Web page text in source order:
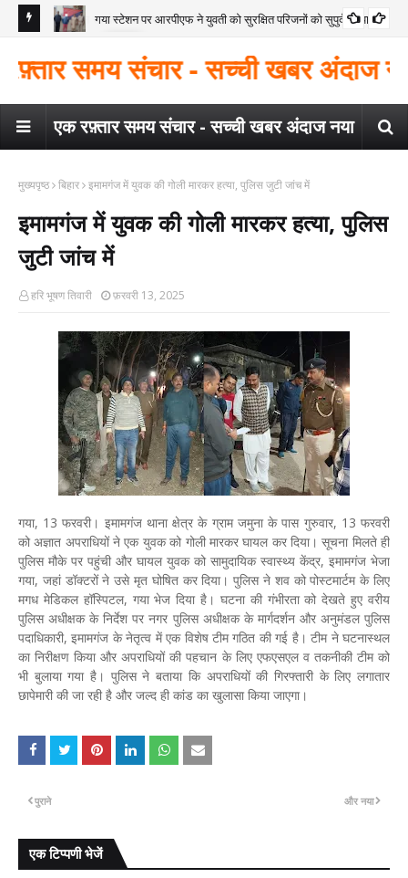
गया स्टेशन पर आरपीएफ ने युवती को सुरक्षित परिजनों को सुपुर्द किया
समय संचार - सच्ची खबर अंदाज नया -
एक रफ़्तार समय संचार - सच्ची खबर अंदाज नया
मुख्यपृष्ठ बिहार इमामगंज में युवक की गोली मारकर हत्या, पुलिस जुटी जांच में
इमामगंज में युवक की गोली मारकर हत्या, पुलिस
जुटी जांच में
हरि भूषण तिवारी फ़रवरी 13, 2025
गया, 13 फरवरी। इमामगंज थाना क्षेत्र के ग्राम जमुना के पास गुरुवार, 13 फरवरी
को अज्ञात अपराधियों ने एक युवक को गोली मारकर घायल कर दिया। सूचना मिलते ही
पुलिस मौके पर पहुंची और घायल युवक को सामुदायिक स्वास्थ्य केंद्र, इमामगंज भेजा
गया, जहां डॉक्टरों ने उसे मृत घोषित कर दिया। पुलिस ने शव को पोस्टमार्टम के लिए
मगध मेडिकल हॉस्पिटल, गया भेज दिया है। घटना की गंभीरता को देखते हुए वरीय
पुलिस अधीक्षक के निर्देश पर नगर पुलिस अधीक्षक के मार्गदर्शन और अनुमंडल पुलिस
पदाधिकारी, इमामगंज के नेतृत्व में एक विशेष टीम गठित की गई है। टीम ने घटनास्थल
का निरीक्षण किया और अपराधियों की पहचान के लिए एफएसएल व तकनीकी टीम को
भी बुलाया गया है। पुलिस ने बताया कि अपराधियों की गिरफ्तारी के लिए लगातार
छापेमारी की जा रही है और जल्द ही कांड का खुलासा किया जाएगा।
और नया
पुराने
एक टिप्पणी भेजें